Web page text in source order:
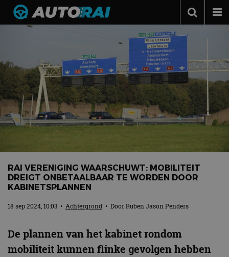
Autotests
Automerken
Adverteren
MotorRAI.nl
RAI VERENIGING WAARSCHUWT: MOBILITEIT
DREIGT ONBETAALBAAR TE WORDEN DOOR
KABINETSPLANNEN
18 sep 2024, 10:03 • Achtergrond • DoorRuben Jason Penders
De plannen van het kabinet rondom
mobiliteit kunnen flinke gevolgen hebben